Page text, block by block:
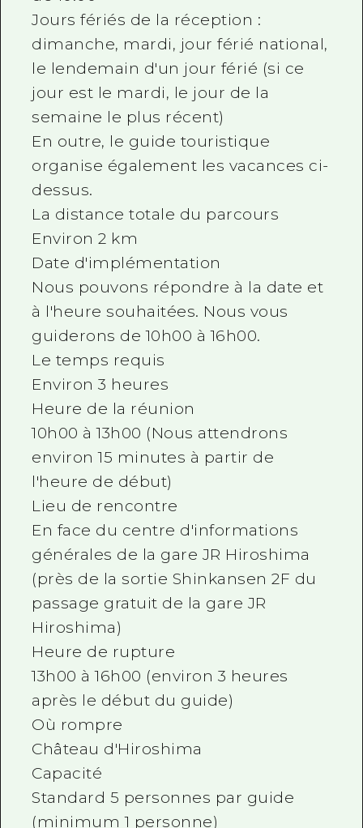
Jours fériés de la réception :
dimanche, mardi, jour férié national,
le lendemain d'un jour férié (si ce
jour est le mardi, le jour de la
semaine le plus récent)
En outre, le guide touristique
organise également les vacances ci-
dessus.
La distance totale du parcours
Environ 2 km
Date d'implémentation
Nous pouvons répondre à la date et
à l'heure souhaitées. Nous vous
guiderons de 10h00 à 16h00.
Le temps requis
Environ 3 heures
Heure de la réunion
10h00 à 13h00 (Nous attendrons
environ 15 minutes à partir de
l'heure de début)
Lieu de rencontre
En face du centre d'informations
générales de la gare JR Hiroshima
(près de la sortie Shinkansen 2F du
passage gratuit de la gare JR
Hiroshima)
Heure de rupture
13h00 à 16h00 (environ 3 heures
après le début du guide)
Où rompre
Château d'Hiroshima
Capacité
Standard 5 personnes par guide
(minimum 1 personne)